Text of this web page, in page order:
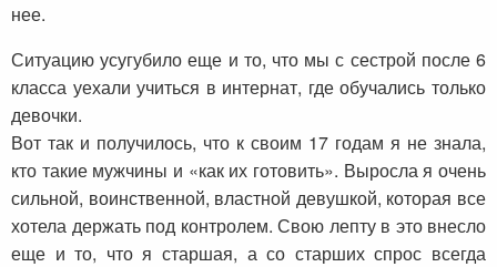
нее.
Ситуацию усугубило еще и то, что мы с сестрой после 6
класса уехали учиться в интернат, где обучались только
девочки.
Вот так и получилось, что к своим 17 годам я не знала,
кто такие мужчины и «как их готовить». Выросла я очень
сильной, воинственной, властной девушкой, которая все
хотела держать под контролем. Свою лепту в это внесло
еще и то, что я старшая, а со старших спрос всегда